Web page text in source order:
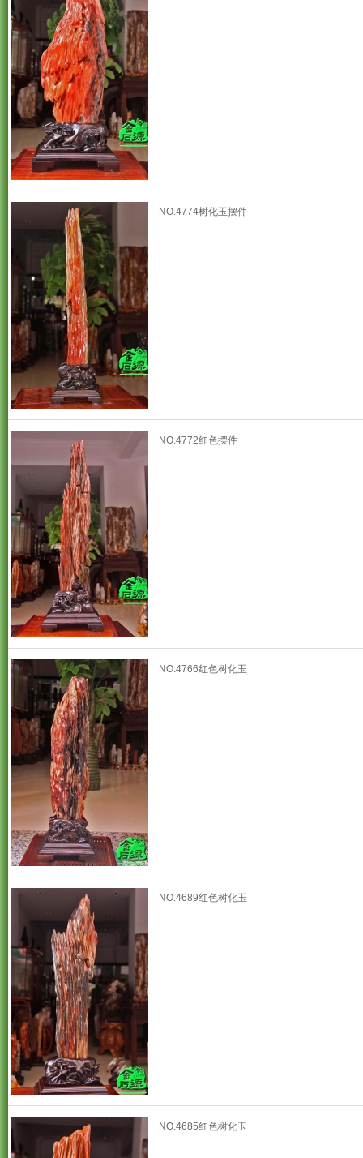
NO.4774树化玉摆件
NO.4772红色摆件
NO.4766红色树化玉
NO.4689红色树化玉
NO.4685红色树化玉